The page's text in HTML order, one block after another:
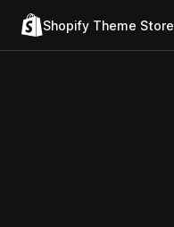
Shopify Theme Store